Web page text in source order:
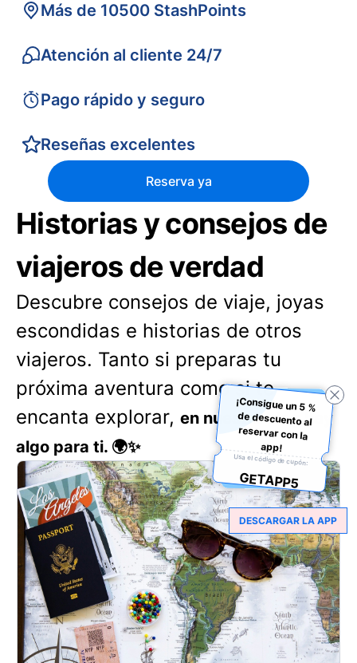
Más de 10500 StashPoints
Atención al cliente 24/7
Pago rápido y seguro
Reseñas excelentes
Reserva ya
Historias y consejos de
viajeros de verdad
Descubre consejos de viaje, joyas
escondidas e historias de otros
viajeros. Tanto si preparas tu
próxima aventura como si te
encanta explorar, en nuestro blog hay
algo para ti. 🌍✨
¡Consigue un 5 %
de descuento al
reservar con la
app!
Usa el código de cupón:
GETAPP5
DESCARGAR LA APP